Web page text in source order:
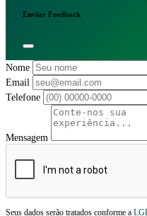
Enviar Feedback
Nome
Email
Telefone
Mensagem
Seus dados serão tratados conforme a